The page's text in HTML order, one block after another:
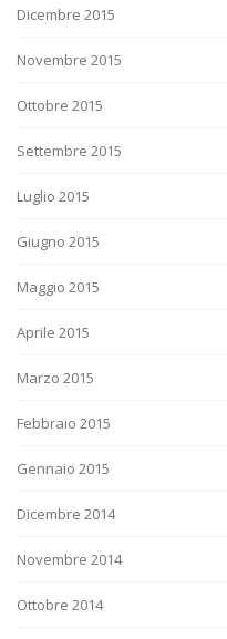
Dicembre 2015
Novembre 2015
Ottobre 2015
Settembre 2015
Luglio 2015
Giugno 2015
Maggio 2015
Aprile 2015
Marzo 2015
Febbraio 2015
Gennaio 2015
Dicembre 2014
Novembre 2014
Ottobre 2014